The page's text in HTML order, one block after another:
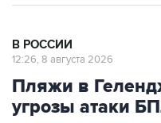
Пляжи в
угрозы атаки
Москва. 8 августа.